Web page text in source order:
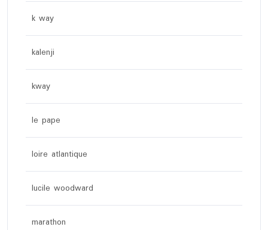
k way
kalenji
kway
le pape
loire atlantique
lucile woodward
marathon